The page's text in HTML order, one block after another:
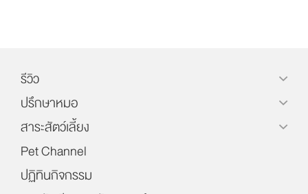
รีวิว
ปรึกษาหมอ
สาระสัตว์เลี้ยง
Pet Channel
ปฏิทินกิจกรรม